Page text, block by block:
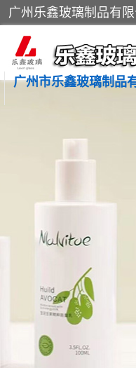
广州市乐鑫玻璃制品
化妆品包装瓶
拉管瓶